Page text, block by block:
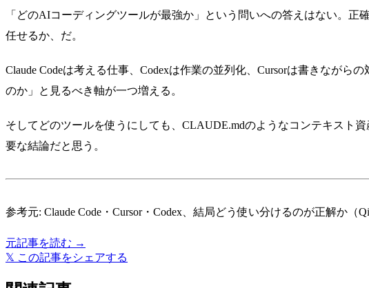
「どのAIコーディングツールが最強か」という問いへの答えはない。
任せるか、だ。
Claude Codeは考える仕事、Codexは作業の並列化、Cursorは書きなが
のか」と見るべき軸が一つ増える。
そしてどのツールを使うにしても、CLAUDE.mdのようなコンテキスト
要な結論だと思う。
参考元: Claude Code・Cursor・Codex、結局どう使い分けるのが正解か（
元記事を読む →
𝕏 この記事をシェアする